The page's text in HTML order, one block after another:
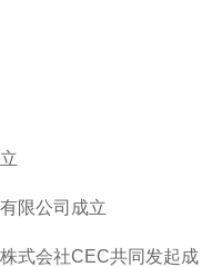
限公司成立
式会社CEC共同发起成